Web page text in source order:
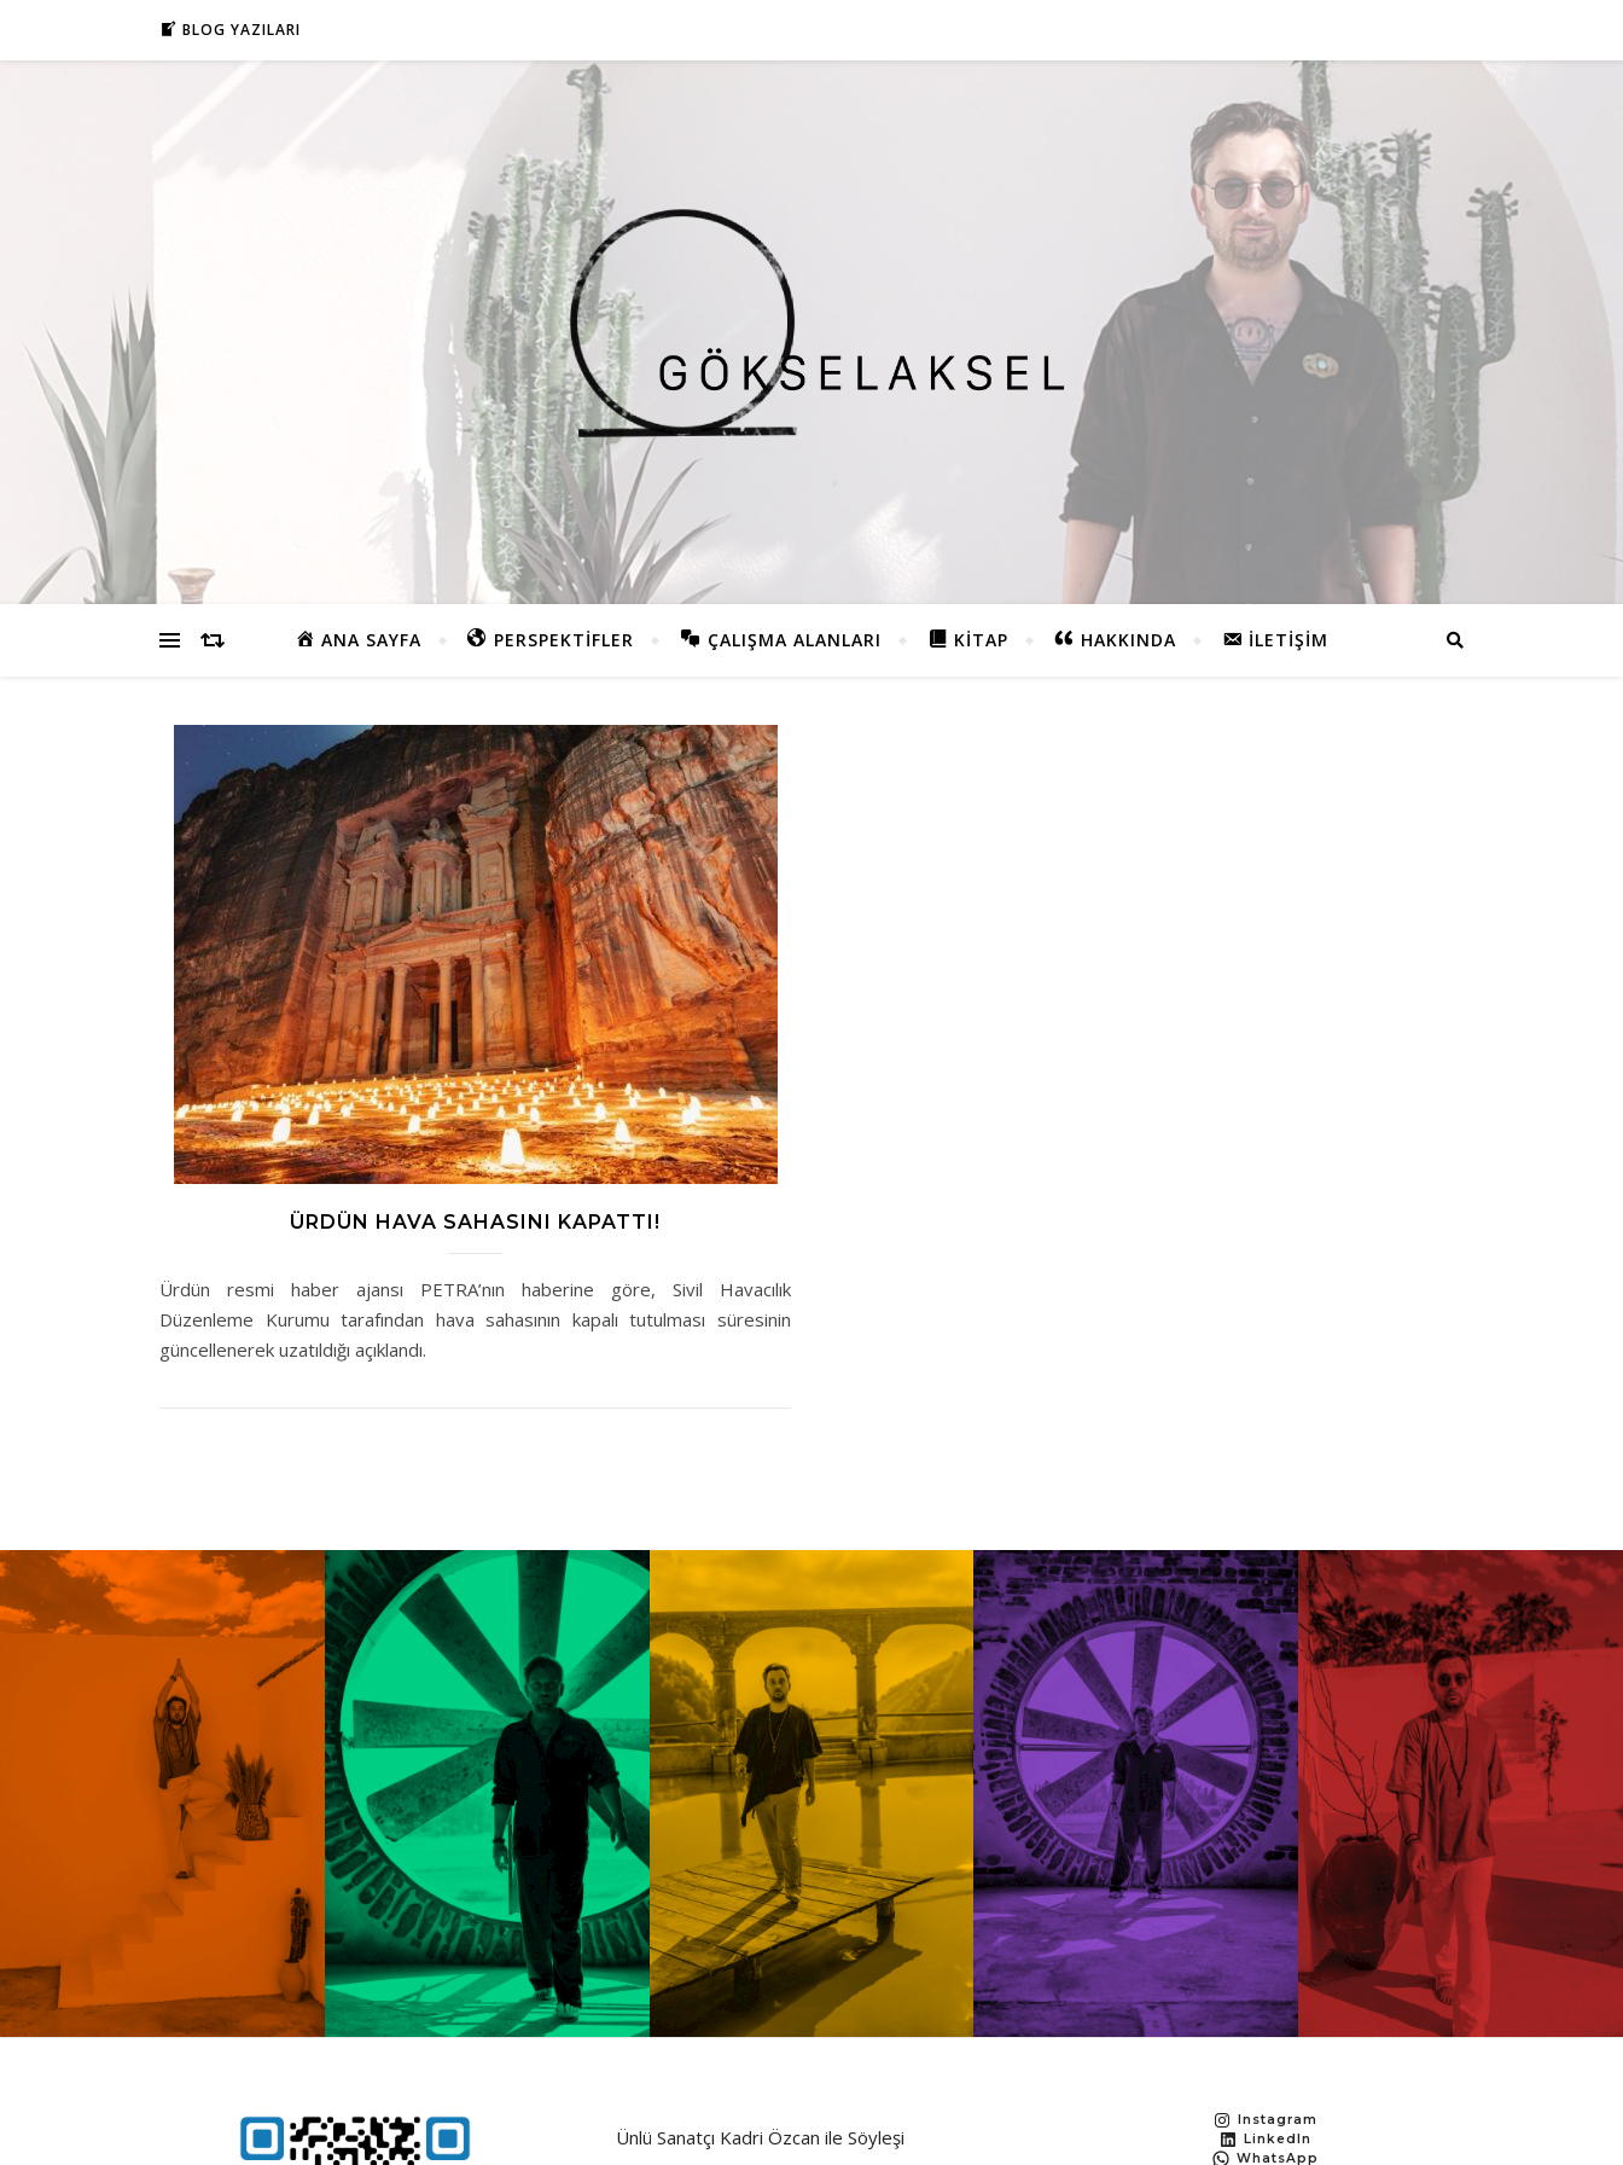
BLOG YAZILARI
ANA SAYFA PERSPEKTIFLER ÇALIŞMA ALANLARI KITAP HAKKINDA İLETIŞIM
ÜRDÜN HAVA SAHASINI KAPATTI!
Ürdün resmi haber ajansı PETRA’nın haberine göre, Sivil Havacılık
Düzenleme Kurumu tarafından hava sahasının kapalı tutulması süresinin
güncellenerek uzatıldığı açıklandı.
Ünlü Sanatçı Kadri Özcan ile Söyleşi
Instagram
LinkedIn
WhatsApp